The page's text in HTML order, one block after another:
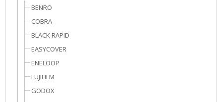
BENRO
COBRA
BLACK RAPID
EASYCOVER
ENELOOP
FUJIFILM
GODOX